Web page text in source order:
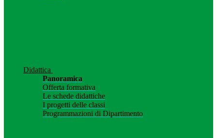
Didattica
Panoramica
Offerta formativa
Le schede didattiche
I progetti delle classi
Programmazioni di Dipartimento